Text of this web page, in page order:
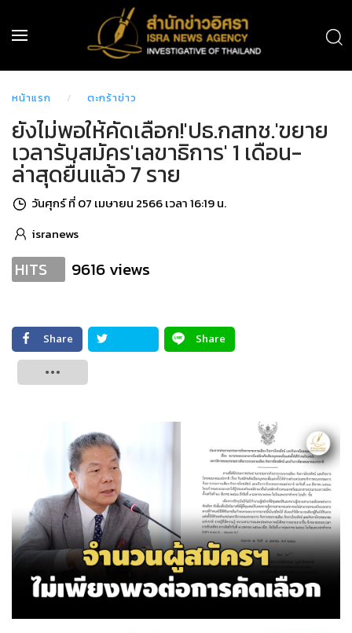
หน้าแรก ตะกร้าข่าว
ยังไม่พอให้คัดเลือก!'ปธ.กสทช.'ขยาย
เวลารับสมัคร'เลขาธิการ' 1 เดือน-
ล่าสุดยื่นแล้ว 7 ราย
วันศุกร์ ที่ 07 เมษายน 2566 เวลา 16:19 น.
isranews
HITS 9616 views
Share
Share